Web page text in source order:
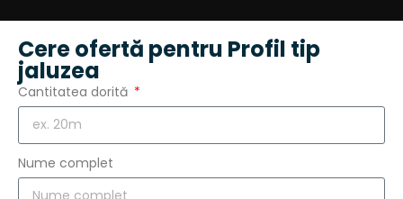
Cere ofertă pentru Profil tip
jaluzea
Cantitatea dorită
Nume complet